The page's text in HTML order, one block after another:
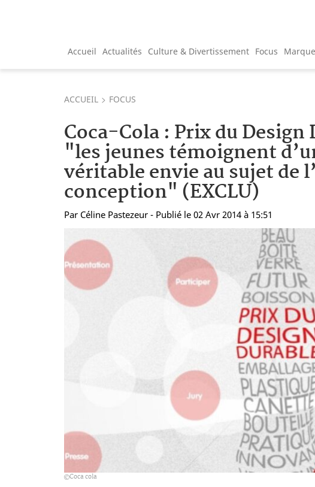
Accueil Actualités Culture & Divertissement Focus
ACCUEIL FOCUS
Coca-Cola : Prix du Design
"les jeunes témoignent
véritable envie au sujet de
conception" (EXCLU)
Par Céline Pastezeur - Publié le 02 Avr 2014 à 15:51
Coca cola